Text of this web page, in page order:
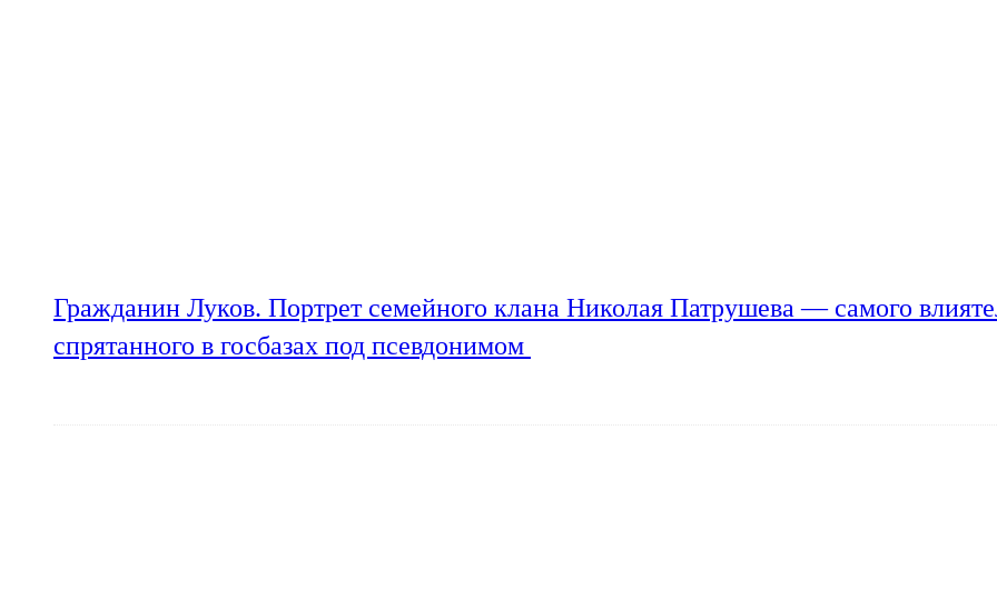
Гражданин Луков. Портрет семейного клана Николая Патрушева — самого
спрятанного в госбазах под псевдонимом